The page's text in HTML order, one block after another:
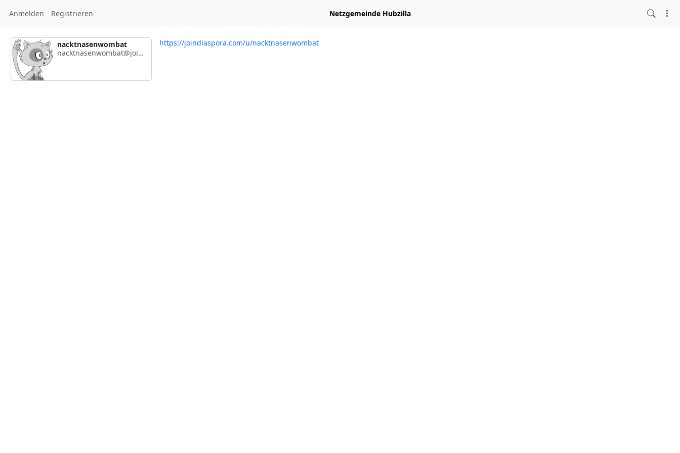
Anmelden Registrieren Netzgemeinde Hubzilla
nacktnasenwombat
nacktnasenwombat@joindiaspora.com
https://joindiaspora.com/u/nacktnasenwombat